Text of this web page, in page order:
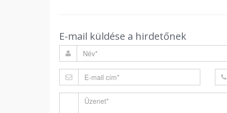
E-mail küldése a hirdetőnek